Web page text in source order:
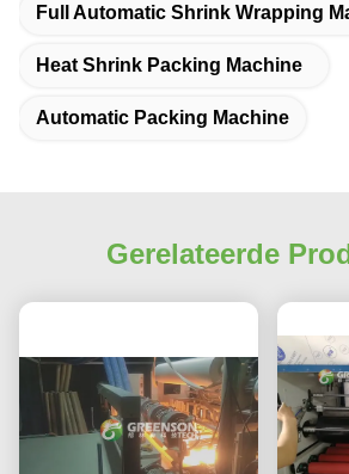
Full Automatic Shrink Wrapping
Heat Shrink Packing Machine
Automatic Packing Machine
Gerelateerde